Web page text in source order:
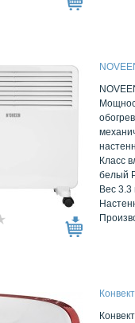
Класс
белый
Вес 3.3